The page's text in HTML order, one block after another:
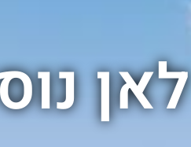
לאן